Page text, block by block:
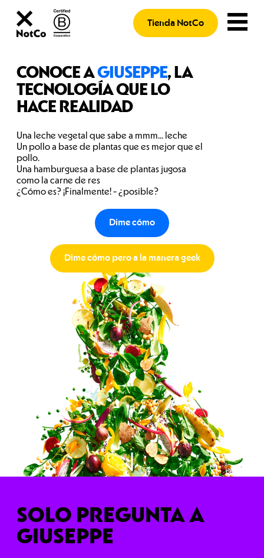
Tienda NotCo
CONOCE AGIUSEPPE, LA
TECNOLOGÍA QUE LO
HACE REALIDAD
Una leche vegetal que sabe a mmm... leche
Un pollo a base de plantas que es mejor que el
pollo.
Una hamburguesa a base de plantas jugosa
como la carne de res
¿Cómo es? ¡Finalmente! - ¿posible?
Dime cómo
Dime cómo pero a la manera geek
SOLO PREGUNTA A
GIUSEPPE